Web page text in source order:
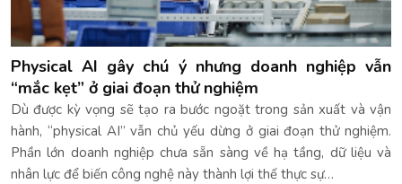
Physical AI gây chú ý nhưng doanh nghiệp vẫn
“mắc kẹt” ở giai đoạn thử nghiệm
Dù được kỳ vọng sẽ tạo ra bước ngoặt trong sản xuất và vận
hành, “physical AI” vẫn chủ yếu dừng ở giai đoạn thử nghiệm.
Phần lớn doanh nghiệp chưa sẵn sàng về hạ tầng, dữ liệu và
nhân lực để biến công nghệ này thành lợi thế thực sự…